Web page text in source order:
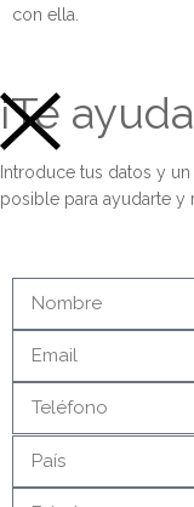
con ella.
¡Te
Introduce tus datos y
posible para ayudarte y